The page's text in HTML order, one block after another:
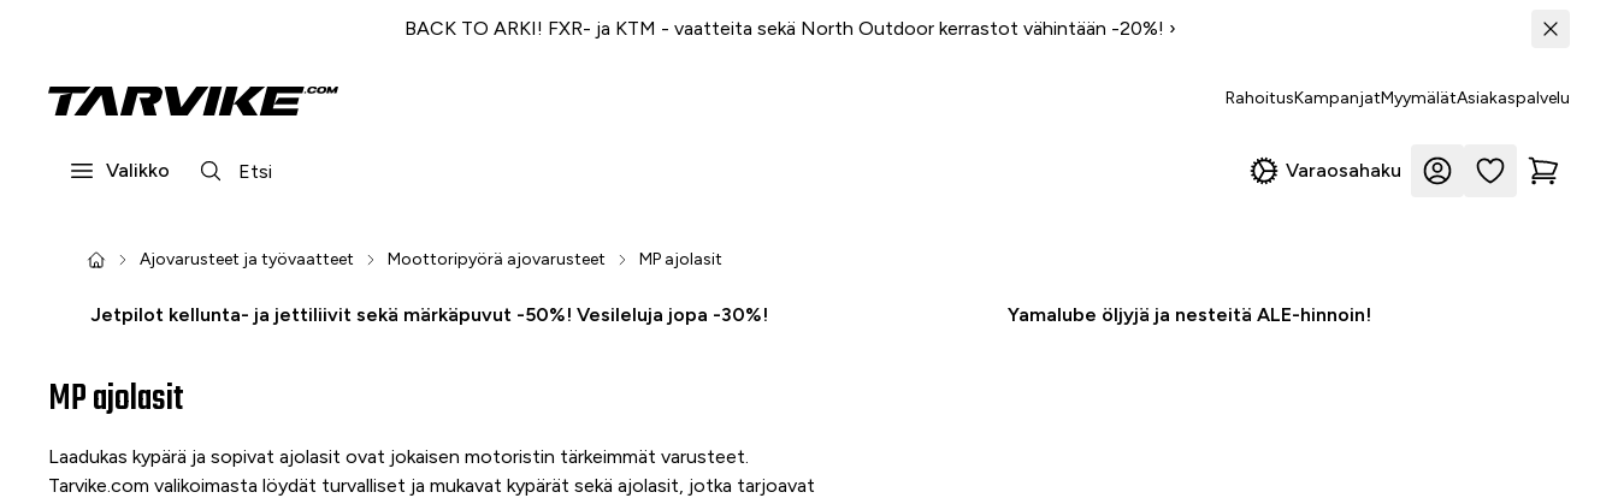
BACK TO ARKI! FXR- ja KTM - vaatteita sekä North Outdoor kerrastot vähintään -20%! ›
RahoitusKampanjatMyymälätAsiakaspalvelu
Valikko Varaosahaku
Ajovarusteet ja työvaatteet Moottoripyörä ajovarusteet MP ajolasit
Jetpilot kellunta- ja jettiliivit sekä märkäpuvut -50%! Vesileluja jopa -30%! Yamalube öljyjä ja nesteitä ALE-hinnoin!
MP ajolasit
Laadukas kypärä ja sopivat ajolasit ovat jokaisen motoristin tärkeimmät varusteet.
Tarvike.com valikoimasta löydät turvalliset ja mukavat kypärät sekä ajolasit, jotka tarjoavat